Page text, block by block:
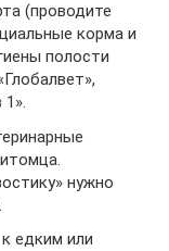
(проводите
корма и
полости
1».
нужно
едким или